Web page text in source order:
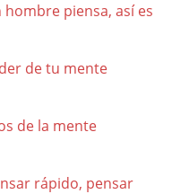
hombre piensa, así es
de tu mente
de la mente
rápido, pensar